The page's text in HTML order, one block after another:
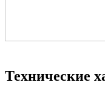
Технические